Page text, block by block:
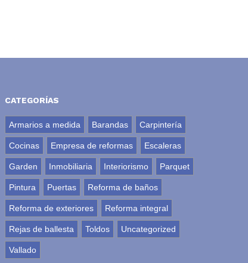
CATEGORÍAS
Armarios a medida Barandas Carpintería
Cocinas Empresa de reformas Escaleras
Garden Inmobiliaria Interiorismo Parquet
Pintura Puertas Reforma de baños
Reforma de exteriores Reforma integral
Rejas de ballesta Toldos Uncategorized
Vallado